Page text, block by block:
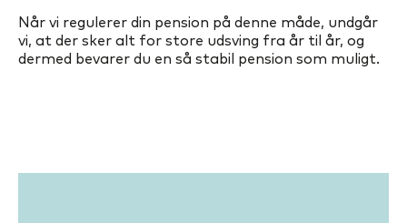
Når vi regulerer din pension på denne måde, undgår
vi, at der sker alt for store udsving fra år til år, og
dermed bevarer du en så stabil pension som muligt.